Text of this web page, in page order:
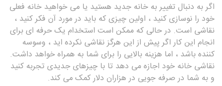
اگر به دنبال تغییر به خانه جدید هستید یا می خواهید خانه فعلی
خود را نوسازی کنید ، اولین چیزی که باید در مورد آن فکر کنید ،
نقاشی است. در حالی که ممکن است استخدام یک حرفه ای برای
انجام این کار اگر پیش از این هرگز نقاشی نکرده اید ، وسوسه
کننده باشد ، اما هزینه بالایی را برای شما به همراه خواهد داشت.
نقاشی خانه خود اجازه می دهد تا با چیزهای جدیدی تجربه کنید
و به شما در صرفه جویی در هزاران دلار کمک می کند.